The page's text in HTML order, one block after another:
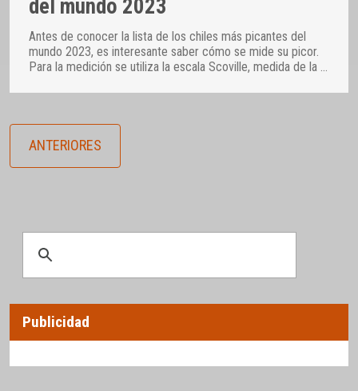
del mundo 2023
Antes de conocer la lista de los chiles más picantes del
mundo 2023, es interesante saber cómo se mide su picor.
Para la medición se utiliza la escala Scoville, medida de la
ANTERIORES
Publicidad